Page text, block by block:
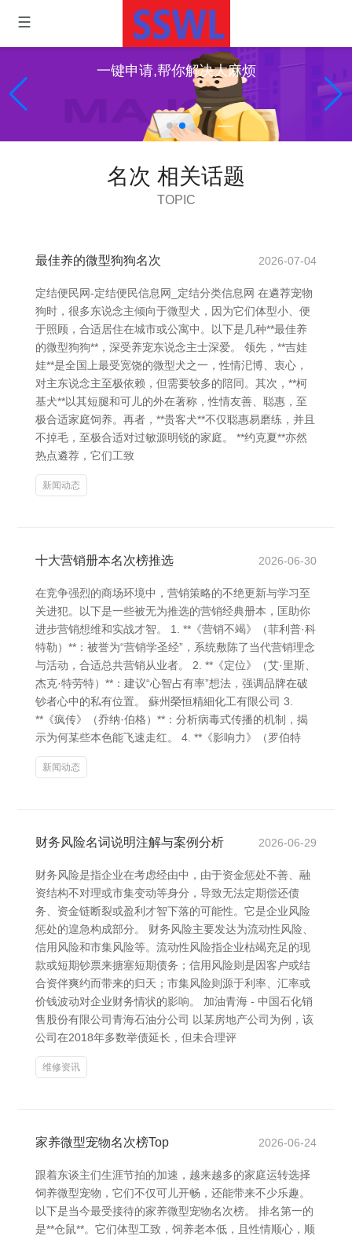
一键申请,帮你解决大麻烦
名次 相关话题
TOPIC
最佳养的微型狗狗名次 2026-07-04
定结便民网-定结便民信息网_定结分类信息网 在遴荐宠物
狗时，很多东说念主倾向于微型犬，因为它们体型小、便
于照顾，合适居住在城市或公寓中。以下是几种**最佳养
的微型狗狗**，深受养宠东说念主士深爱。 领先，**吉娃
娃**是全国上最受宽饶的微型犬之一，性情汜博、衷心，
对主东说念主至极依赖，但需要较多的陪同。其次，**柯
基犬**以其短腿和可儿的外在著称，性情友善、聪惠，至
极合适家庭饲养。再者，**贵客犬**不仅聪惠易磨练，并且
不掉毛，至极合适对过敏源明锐的家庭。 **约克夏**亦然
热点遴荐，它们工致
新闻动态
十大营销册本名次榜推选 2026-06-30
在竞争强烈的商场环境中，营销策略的不绝更新与学习至
关进犯。以下是一些被无为推选的营销经典册本，匡助你
进步营销想维和实战才智。 1. **《营销不竭》（菲利普·科
特勒）**：被誉为“营销学圣经”，系统敷陈了当代营销理念
与活动，合适总共营销从业者。 2. **《定位》（艾·里斯、
杰克·特劳特）**：建议“心智占有率”想法，强调品牌在破
钞者心中的私有位置。 蘇州榮恒精細化工有限公司 3.
**《疯传》（乔纳·伯格）**：分析病毒式传播的机制，揭
示为何某些本色能飞速走红。 4. **《影响力》（罗伯特
新闻动态
财务风险名词说明注解与案例分析 2026-06-29
财务风险是指企业在考虑经由中，由于资金惩处不善、融
资结构不对理或市集变动等身分，导致无法定期偿还债
务、资金链断裂或盈利才智下落的可能性。它是企业风险
惩处的遑急构成部分。 财务风险主要发达为流动性风险、
信用风险和市集风险等。流动性风险指企业枯竭充足的现
款或短期钞票来搪塞短期债务；信用风险则是因客户或结
合资伴爽约而带来的归天；市集风险则源于利率、汇率或
价钱波动对企业财务情状的影响。 加油青海 - 中国石化销
售股份有限公司青海石油分公司 以某房地产公司为例，该
公司在2018年多数举债延长，但未合理评
维修资讯
家养微型宠物名次榜Top 2026-06-24
跟着东谈主们生涯节拍的加速，越来越多的家庭运转选择
饲养微型宠物，它们不仅可儿开畅，还能带来不少乐趣。
以下是当今最受接待的家养微型宠物名次榜。 排名第一的
是**仓鼠**。它们体型工致，饲养老本低，且性情顺心，顺